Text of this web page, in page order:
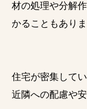
材の処理や分解
かることもありま
住宅が密集して
近隣への配慮や